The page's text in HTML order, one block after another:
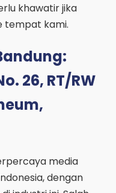
khawatir jika
tempat kami.
26, RT/RW
media
dengan